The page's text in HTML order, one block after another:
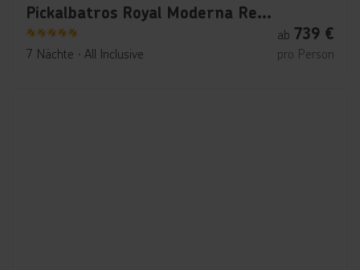
Pickalbatros Royal Moderna Resort
5
7 Nächte ∙ All Inclusive
ab 739 €
pro Person